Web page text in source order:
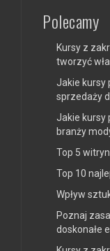
Polecamy
Kursy z
tworzyć
Jakie kursy
sprzedaży
Jakie kursy
branży
Top 5
Top 10
Wpływ
Poznaj
doskonałe